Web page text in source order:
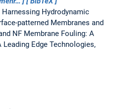
Harnessing Hydrodynamic
patterned Membranes and
NF Membrane Fouling: A
Leading Edge Technologies,